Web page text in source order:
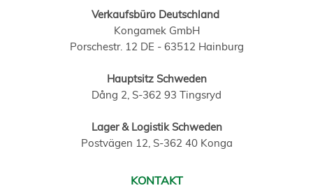
Verkaufsbüro Deutschland
Kongamek GmbH
Porschestr. 12 DE - 63512 Hainburg
Hauptsitz Schweden
Dång 2, S-362 93 Tingsryd
Lager & Logistik Schweden
Postvägen 12, S-362 40 Konga
KONTAKT